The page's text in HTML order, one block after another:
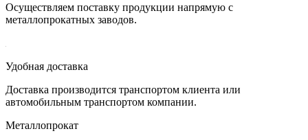
Осуществляем поставку продукции напрямую с
металлопрокатных заводов.
Удобная доставка
Доставка производится транспортом клиента или
автомобильным транспортом компании.
Металлопрокат